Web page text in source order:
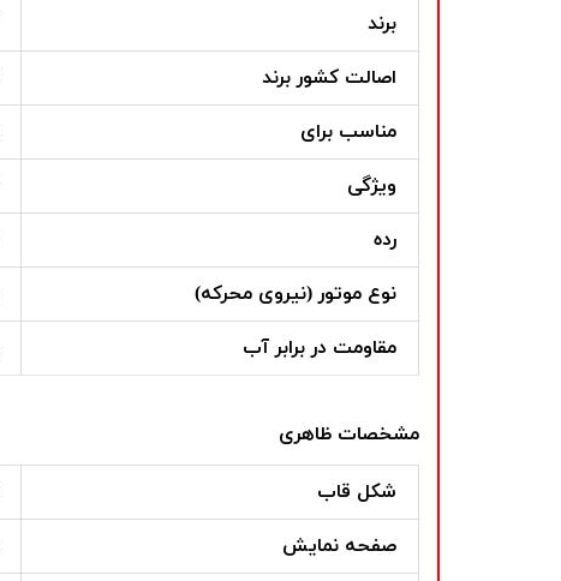
برند
اصالت کشور برند
مناسب برای
ویژگی
رده
نوع موتور (نیروی محرکه)
مقاومت در برابر آب
مشخصات ظاهری
شکل قاب
صفحه نمایش